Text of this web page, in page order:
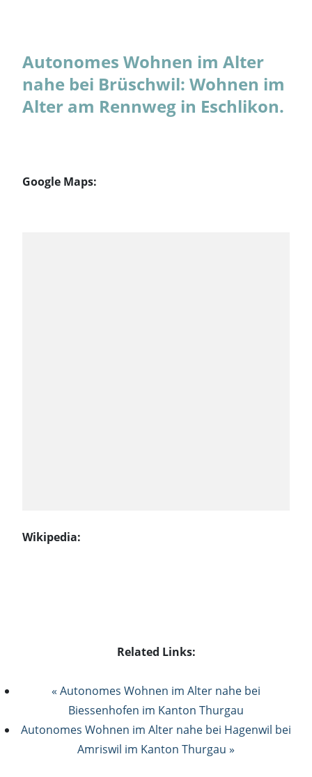
Autonomes Wohnen im Alter
nahe bei Brüschwil: Wohnen im
Alter am Rennweg in Eschlikon.
Google Maps:
Wikipedia:
Related Links:
« Autonomes Wohnen im Alter nahe bei
Biessenhofen im Kanton Thurgau
Autonomes Wohnen im Alter nahe bei Hagenwil bei
Amriswil im Kanton Thurgau »